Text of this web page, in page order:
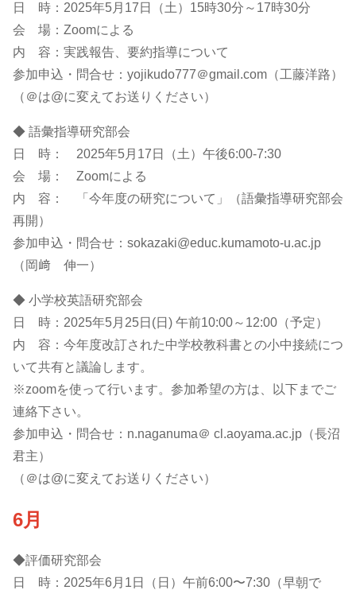
日 時：2025年5月17日（土）15時30分～17時30分
会 場：Zoomによる
内 容：実践報告、要約指導について
参加申込・問合せ：yojikudo777＠gmail.com（工藤洋路）
（＠は@に変えてお送りください）
◆ 語彙指導研究部会
日 時： 2025年5月17日（土）午後6:00-7:30
会 場： Zoomによる
内 容： 「今年度の研究について」（語彙指導研究部会
再開）
参加申込・問合せ：sokazaki@educ.kumamoto-u.ac.jp
（岡﨑 伸一）
◆ 小学校英語研究部会
日 時：2025年5月25日(日) 午前10:00～12:00（予定）
内 容：今年度改訂された中学校教科書との小中接続につ
いて共有と議論します。
※zoomを使って行います。参加希望の方は、以下までご
連絡下さい。
参加申込・問合せ：n.naganuma＠ cl.aoyama.ac.jp（長沼
君主）
（＠は@に変えてお送りください）
6月
◆評価研究部会
日 時：2025年6月1日（日）午前6:00〜7:30（早朝で